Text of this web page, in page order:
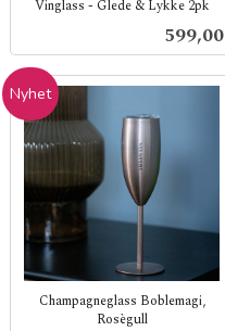
Vinglass - Glede & Lykke 2pk
Pris
599,00
Champagneglass Boblemagi,
Rosègull
Nyhet